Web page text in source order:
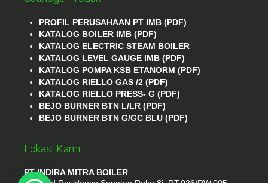
PROFIL PERUSAHAAN PT IMB (PDF)
KATALOG BOILER IMB (PDF)
KATALOG ELECTRIC STEAM BOILER
KATALOG LEVEL GAUGE IMB (PDF)
KATALOG POMPA KSB ETANORM (PDF)
KATALOG RIELLO GAS /2 (PDF)
KATALOG RIELLO PRESS- G (PDF)
BEJO BURNER BTN L/LR (PDF)
BEJO BURNER BTN G/GC BLU (PDF)
Lokasi Kami
PT INDIRA MITRA BOILER